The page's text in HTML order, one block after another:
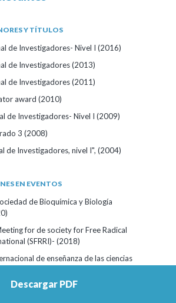
Y TÍTULOS
de Investigadores- Nivel I (2016)
de Investigadores(2013)
de Investigadores(2011)
award (2010)
de Investigadores- Nivel I (2009)
3 (2008)
de Investigadores, nivel I", (2004)
EN EVENTOS
de Bioquímica y Biología
for de society for Free Radical
(SFRRI)- (2018)
de enseñanza de las ciencias
de Biociencias- Sociedad Uruguaya de
Descargar PDF